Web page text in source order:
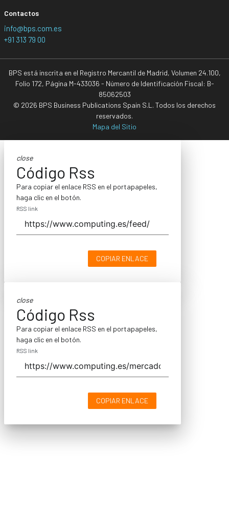
Contactos
info@bps.com.es
+91 313 79 00
BPS está inscrita en el Registro Mercantil de Madrid, Volumen 24.100,
Folio 172, Página M-433036 - Número de Identificación Fiscal: B-
85062503
© 2026 BPS Business Publications Spain S.L. Todos los derechos
reservados.
Mapa del Sitio
close
Código Rss
Para copiar el enlace RSS en el portapapeles,
haga clic en el botón.
RSS link
COPIAR ENLACE
close
Código Rss
Para copiar el enlace RSS en el portapapeles,
haga clic en el botón.
RSS link
COPIAR ENLACE